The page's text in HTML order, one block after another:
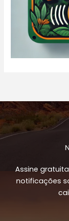
Assine
notificações